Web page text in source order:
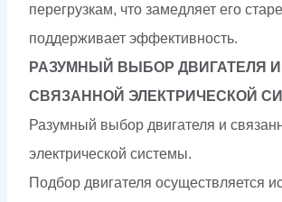
перегрузкам, что замедляет его
поддерживает эффективность.
РАЗУМНЫЙ ВЫБОР ДВИГАТЕЛЯ И
СВЯЗАННОЙ ЭЛЕКТРИЧЕСКОЙ
Разумный выбор двигателя и
электрической системы.
Подбор двигателя осуществляется